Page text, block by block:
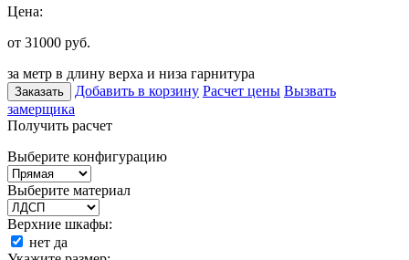
Цена:
от 31000 руб.
за метр в длину верха и низа гарнитура
Заказать Добавить в корзину Расчет цены Вызвать
замерщика
Получить расчет
Выберите конфигурацию
Выберите материал
Верхние шкафы:
нет да